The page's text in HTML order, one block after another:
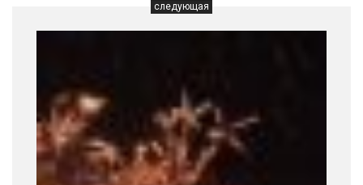
следующая